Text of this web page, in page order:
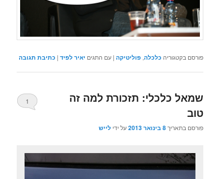
פורסם בקטגוריה כלכלה,פוליטיקה |עם התגים יאיר לפיד | כתיבת תגובה
שמאל כלכלי: תזכורת למה זה
טוב
פורסם בתאריך8 בינואר 2013 על ידילייש
1